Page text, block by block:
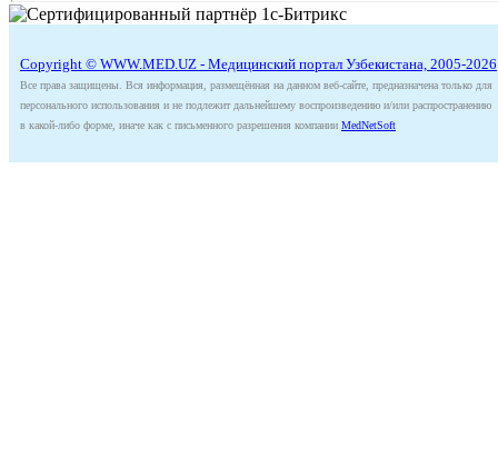
Copyright © WWW.MED.UZ - Медицинский портал Узбекистана, 2005-2026
Все права защищены. Вся информация, размещённая на данном веб-сайте, предназначена только для
персонального использования и не подлежит дальнейшему воспроизведению и/или распространению
в какой-либо форме, иначе как с письменного разрешения компании MedNetSoft